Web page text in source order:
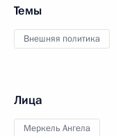
Темы
Внешняя политика
Лица
Меркель Ангела